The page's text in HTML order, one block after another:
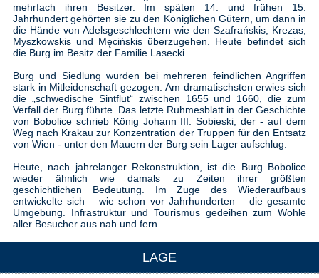
mehrfach ihren Besitzer. Im späten 14. und frühen 15.
Jahrhundert gehörten sie zu den Königlichen Gütern, um dann in
die Hände von Adelsgeschlechtern wie den Szafrańskis, Krezas,
Myszkowskis und Męcińskis überzugehen. Heute befindet sich
die Burg im Besitz der Familie Lasecki.
Burg und Siedlung wurden bei mehreren feindlichen Angriffen
stark in Mitleidenschaft gezogen. Am dramatischsten erwies sich
die „schwedische Sintflut“ zwischen 1655 und 1660, die zum
Verfall der Burg führte. Das letzte Ruhmesblatt in der Geschichte
von Bobolice schrieb König Johann III. Sobieski, der - auf dem
Weg nach Krakau zur Konzentration der Truppen für den Entsatz
von Wien - unter den Mauern der Burg sein Lager aufschlug.
Heute, nach jahrelanger Rekonstruktion, ist die Burg Bobolice
wieder ähnlich wie damals zu Zeiten ihrer größten
geschichtlichen Bedeutung. Im Zuge des Wiederaufbaus
entwickelte sich – wie schon vor Jahrhunderten – die gesamte
Umgebung. Infrastruktur und Tourismus gedeihen zum Wohle
aller Besucher aus nah und fern.
LAGE